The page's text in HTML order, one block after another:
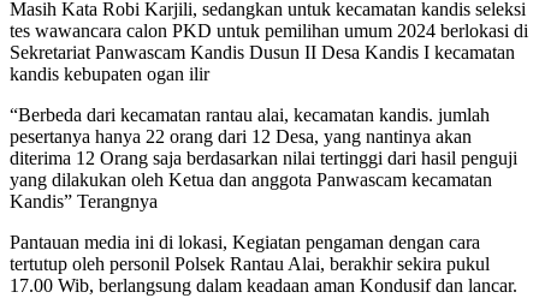
Masih Kata Robi Karjili, sedangkan untuk kecamatan kandis seleksi
tes wawancara calon PKD untuk pemilihan umum 2024 berlokasi di
Sekretariat Panwascam Kandis Dusun II Desa Kandis I kecamatan
kandis kebupaten ogan ilir
“Berbeda dari kecamatan rantau alai, kecamatan kandis. jumlah
pesertanya hanya 22 orang dari 12 Desa, yang nantinya akan
diterima 12 Orang saja berdasarkan nilai tertinggi dari hasil penguji
yang dilakukan oleh Ketua dan anggota Panwascam kecamatan
Kandis” Terangnya
Pantauan media ini di lokasi, Kegiatan pengaman dengan cara
tertutup oleh personil Polsek Rantau Alai, berakhir sekira pukul
17.00 Wib, berlangsung dalam keadaan aman Kondusif dan lancar.